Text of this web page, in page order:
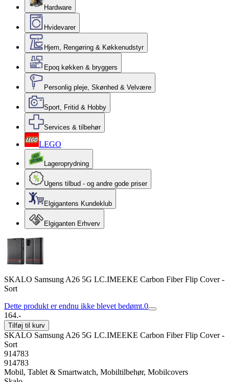
Hardware
Hvidevarer
Hjem, Rengøring & Køkkenudstyr
Epoq køkken & bryggers
Personlig pleje, Skønhed & Velvære
Sport, Fritid & Hobby
Services & tilbehør
LEGO
Lageroprydning
Ugens tilbud - og andre gode priser
Elgigantens Kundeklub
Elgiganten Erhverv
SKALO Samsung A26 5G LC.IMEEKE Carbon Fiber Flip Cover -
Sort
Dette produkt er endnu ikke blevet bedømt.0
164.-
Tilføj til kurv
SKALO Samsung A26 5G LC.IMEEKE Carbon Fiber Flip Cover -
Sort
914783
914783
Mobil, Tablet & Smartwatch, Mobiltilbehør, Mobilcovers